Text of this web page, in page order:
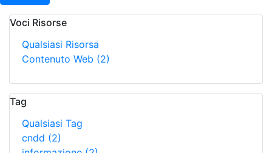
Voci Risorse
Qualsiasi Risorsa
Contenuto Web (2)
Tag
Qualsiasi Tag
cndd (2)